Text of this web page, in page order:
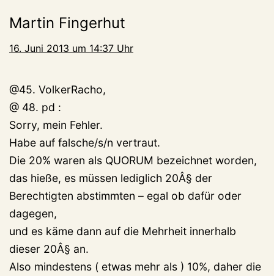
Martin Fingerhut
16. Juni 2013 um 14:37 Uhr
@45. VolkerRacho,
@ 48. pd :
Sorry, mein Fehler.
Habe auf falsche/s/n vertraut.
Die 20% waren als QUORUM bezeichnet worden,
das hieße, es müssen lediglich 20Â§ der
Berechtigten abstimmten – egal ob dafür oder
dagegen,
und es käme dann auf die Mehrheit innerhalb
dieser 20Â§ an.
Also mindestens ( etwas mehr als ) 10%, daher die